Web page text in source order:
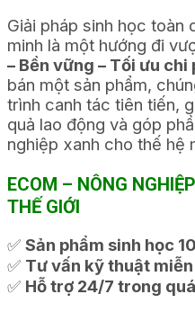
Giải pháp sinh học toàn
minh là một hướng đi
– Bền vững – Tối ưu chi
bán một sản phẩm,
trình canh tác tiên tiến,
quả lao động và góp
nghiệp xanh cho thế hệ
ECOM – NÔNG
THẾ GIỚI
✅ Sản phẩm sinh học
✅ Tư vấn kỹ thuật
✅ Hỗ trợ 24/7 trong